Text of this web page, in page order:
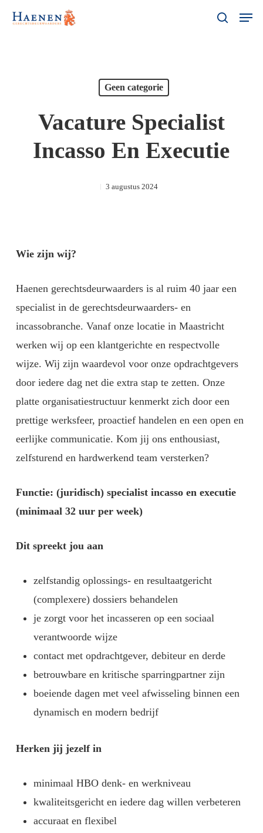
Skip
search
Menu
Geen categorie
Vacature Specialist
Incasso En Executie
3 augustus 2024
Wie zijn wij?
Haenen gerechtsdeurwaarders is al ruim 40 jaar een
specialist in de gerechtsdeurwaarders- en
incassobranche. Vanaf onze locatie in Maastricht
werken wij op een klantgerichte en respectvolle
wijze. Wij zijn waardevol voor onze opdrachtgevers
door iedere dag net die extra stap te zetten. Onze
platte organisatiestructuur kenmerkt zich door een
prettige werksfeer, proactief handelen en een open en
eerlijke communicatie. Kom jij ons enthousiast,
zelfsturend en hardwerkend team versterken?
Functie: (juridisch) specialist incasso en executie
(minimaal 32 uur per week)
Dit spreekt jou aan
zelfstandig oplossings- en resultaatgericht
(complexere) dossiers behandelen
je zorgt voor het incasseren op een sociaal
verantwoorde wijze
contact met opdrachtgever, debiteur en derde
betrouwbare en kritische sparringpartner zijn
boeiende dagen met veel afwisseling binnen een
dynamisch en modern bedrijf
Herken jij jezelf in
minimaal HBO denk- en werkniveau
kwaliteitsgericht en iedere dag willen verbeteren
accuraat en flexibel